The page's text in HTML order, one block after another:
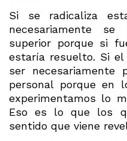
Si se radicaliza
necesariamente
superior porque si
estaría resuelto. Si
ser necesariamente
personal porque en
experimentamos lo
Eso es lo que los
sentido que viene